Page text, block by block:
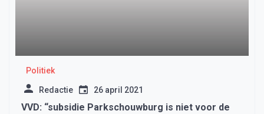
Politiek
Redactie 26 april 2021
VVD: “subsidie Parkschouwburg is niet voor de